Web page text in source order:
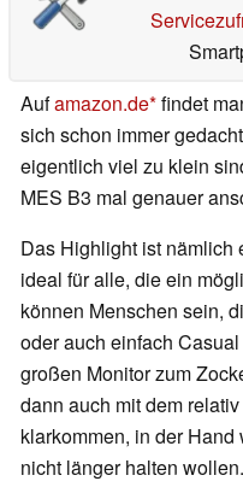
Aufamazon.de findet
sich schon immer
eigentlich viel zu klein
MES B3 mal genauer
Das Highlight ist nämlich
ideal für alle, die ein
können Menschen sein,
oder auch einfach
großen Monitor zum
dann auch mit dem
klarkommen, in der
nicht länger halten wollen.